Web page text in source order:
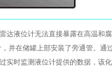
达液位计无法直接暴露在高温和
并在储罐上部安装了旁通管。通
时监测液位计提供的数据，该